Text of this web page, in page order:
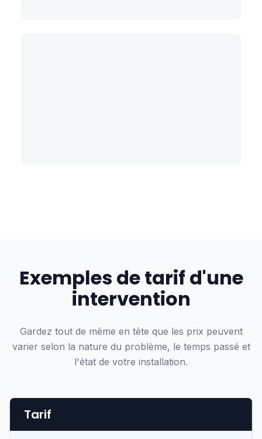
Exemples de tarif d'une
intervention
Gardez tout de même en tête que les prix peuvent
varier selon la nature du problème, le temps passé et
l'état de votre installation.
Tarif